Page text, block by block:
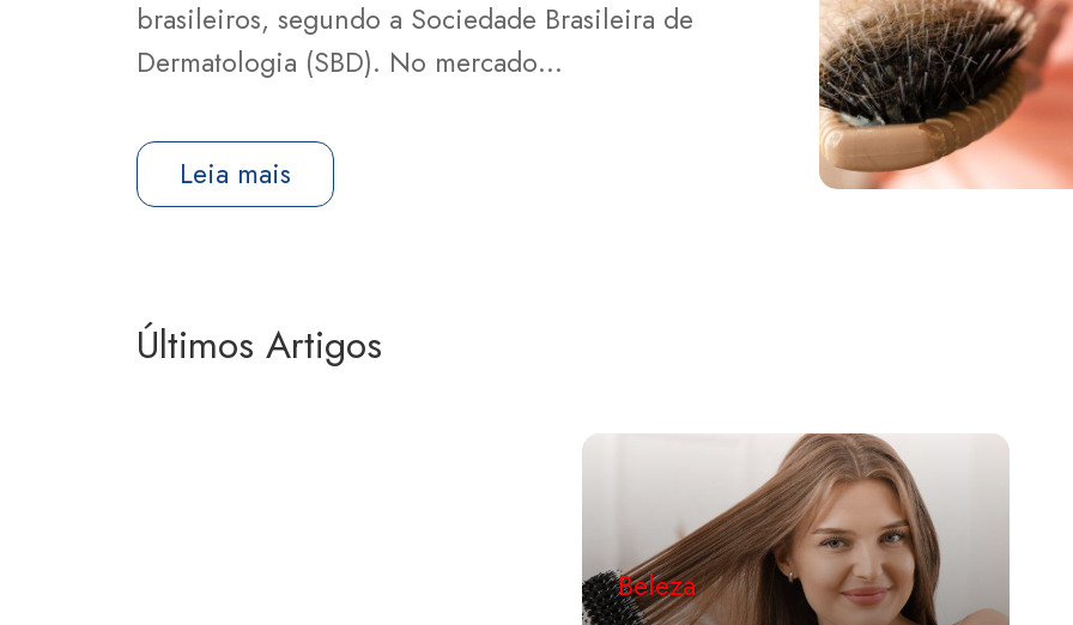
brasileiros, segundo a Sociedade Brasileira de
Dermatologia (SBD). No mercado…
Leia mais
Últimos Artigos
Beleza